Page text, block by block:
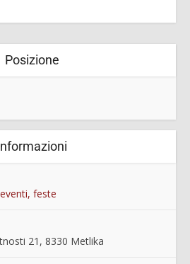
Posizione
feste
21, 8330 Metlika